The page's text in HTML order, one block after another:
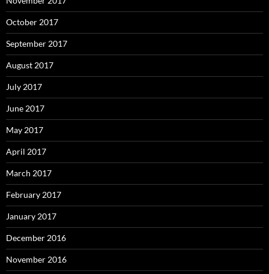
October 2017
September 2017
August 2017
July 2017
June 2017
May 2017
April 2017
March 2017
February 2017
January 2017
December 2016
November 2016